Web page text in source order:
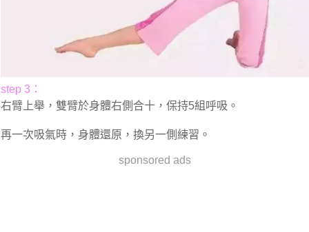
step 3：
右臂上舉，雙臂於身體右側合十，保持5組呼吸。
再一次吸氣時，身體還原，換另一側練習。
sponsored ads